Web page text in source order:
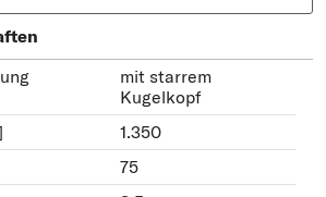
mit starrem
Kugelkopf
1.350
75